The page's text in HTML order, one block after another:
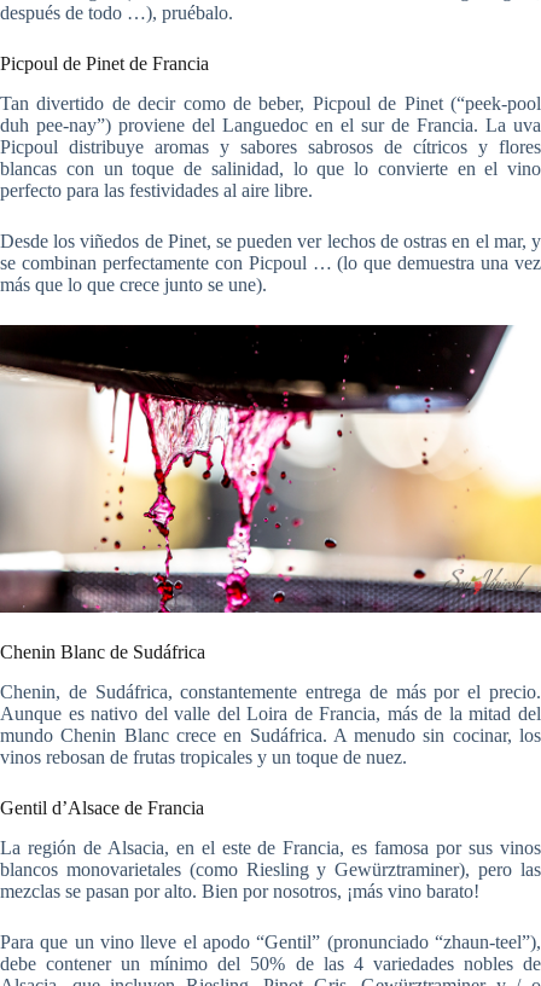
después de todo …), pruébalo.
Picpoul de Pinet de Francia
Tan divertido de decir como de beber, Picpoul de Pinet (“peek-pool
duh pee-nay”) proviene del Languedoc en el sur de Francia. La uva
Picpoul distribuye aromas y sabores sabrosos de cítricos y flores
blancas con un toque de salinidad, lo que lo convierte en el vino
perfecto para las festividades al aire libre.
Desde los viñedos de Pinet, se pueden ver lechos de ostras en el mar, y
se combinan perfectamente con Picpoul … (lo que demuestra una vez
más que lo que crece junto se une).
Chenin Blanc de Sudáfrica
Chenin, de Sudáfrica, constantemente entrega de más por el precio.
Aunque es nativo del valle del Loira de Francia, más de la mitad del
mundo Chenin Blanc crece en Sudáfrica. A menudo sin cocinar, los
vinos rebosan de frutas tropicales y un toque de nuez.
Gentil d’Alsace de Francia
La región de Alsacia, en el este de Francia, es famosa por sus vinos
blancos monovarietales (como Riesling y Gewürztraminer), pero las
mezclas se pasan por alto. Bien por nosotros, ¡más vino barato!
Para que un vino lleve el apodo “Gentil” (pronunciado “zhaun-teel”),
debe contener un mínimo del 50% de las 4 variedades nobles de